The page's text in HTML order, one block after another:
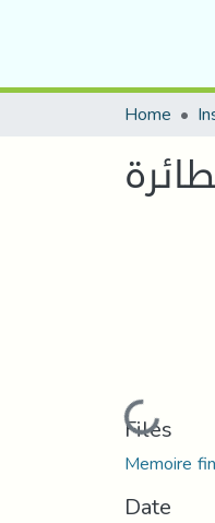
Home
Loading...
Files
Memoire
Date